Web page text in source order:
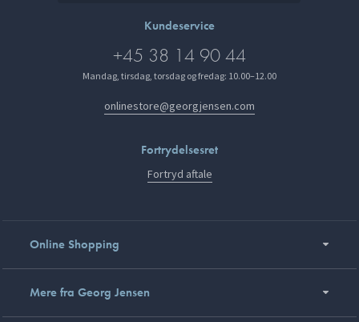
Kundeservice
+45 38 14 90 44
Mandag, tirsdag, torsdag og fredag: 10.00–12.00
onlinestore@georgjensen.com
Fortrydelsesret
Fortryd aftale
Online Shopping
Mere fra Georg Jensen